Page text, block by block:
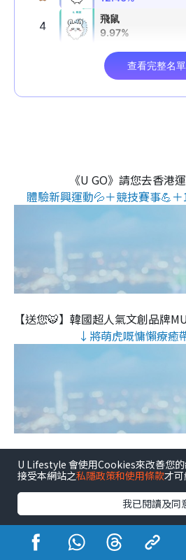
《U GO》請您去香港
體驗新興運動💦＋競技賽事💪
【送您🐯】韓國超人氣文創品牌
↓將萌虎嘅慵懶療癒
U Lifestyle 會使用Cookies來改善您
接受本網站之私隱政策和使用條款才可
我已閱讀及同